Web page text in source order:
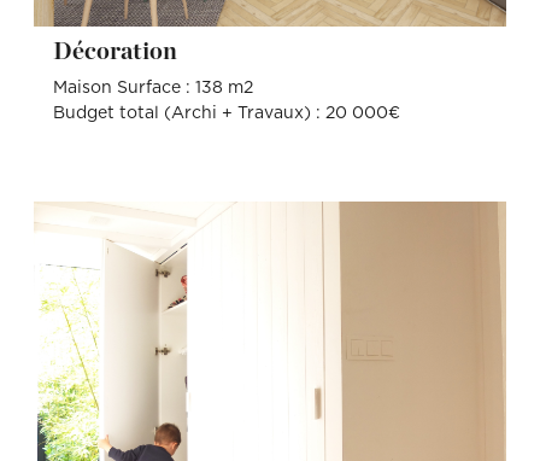
Décoration
Maison Surface : 138 m2
Budget total (Archi + Travaux) : 20 000€